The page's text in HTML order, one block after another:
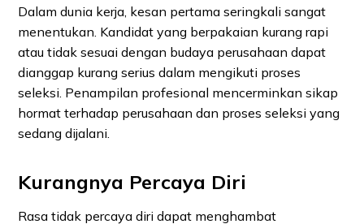
Dalam dunia kerja, kesan pertama seringkali sangat
menentukan. Kandidat yang berpakaian kurang rapi
atau tidak sesuai dengan budaya perusahaan dapat
dianggap kurang serius dalam mengikuti proses
seleksi. Penampilan profesional mencerminkan sikap
hormat terhadap perusahaan dan proses seleksi yang
sedang dijalani.
Kurangnya Percaya Diri
Rasa tidak percaya diri dapat menghambat